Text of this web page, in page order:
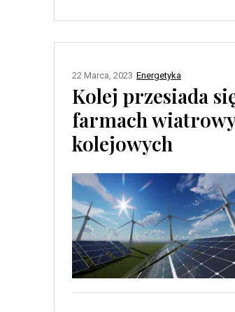
Energetyka
22 Marca, 2023
Kolej przesiada
farmach
kolejowych